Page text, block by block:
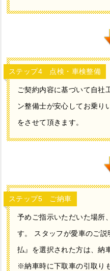
ステップ4 点検・車検整備
ご契約内容に基づいて自社
ン整備士が安心してお乗り
をさせて頂きます。
ステップ5 ご納車
予めご指示いただいた場所
す。 スタッフが愛車のご
払』を選択された方は、納
※納車時に下取車の引取り